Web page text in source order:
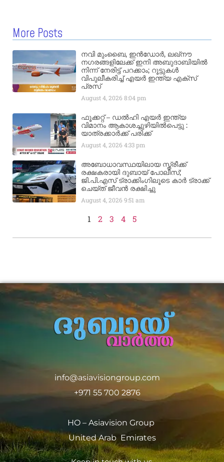
More Posts
നവി മുംബൈ, ഇൻഡോർ, ലഖ്നൗ
നഗരങ്ങളിലേക്ക് ഇനി അബുദാബിയിൽ
നിന്ന് നേരിട്ട് പറക്കാം; റൂട്ടുകൾ
വിപുലീകരിച്ച് എയർ ഇന്ത്യ എക്സ്
പ്രസ്
August 4, 20268:04 pm
ഫൂക്കറ്റ് – ഡൽഹി എയര്‍ ഇന്ത്യ
വിമാനം ആകാശച്ചുഴിയില്‍പെട്ടു :
യാത്രക്കാര്‍ക്ക് പരിക്ക്
August 4, 20264:33 pm
അബോധാവസ്ഥയിലായ സ്ത്രീക്ക്
രക്ഷകരായി ദുബായ് പോലീസ്;
ജി.പി.എസ് ട്രാക്കിംഗിലൂടെ കാർ ട്രാക്ക്
ചെയ്ത് ജീവൻ രക്ഷിച്ചു
August 4, 20269:51 am
1 2 3 4 5
info@asiavisiongroup.com
+971 55 700 2876
HO – Asiavision Group
United Arab Emirates